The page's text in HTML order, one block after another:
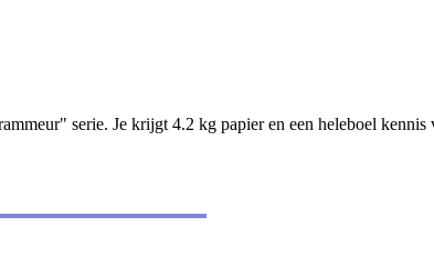
serie. Je krijgt 4.2 kg papier en een heleboel